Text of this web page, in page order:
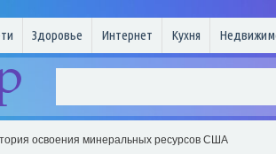
Здоровье Интернет Кухня
освоения минеральных ресурсов США